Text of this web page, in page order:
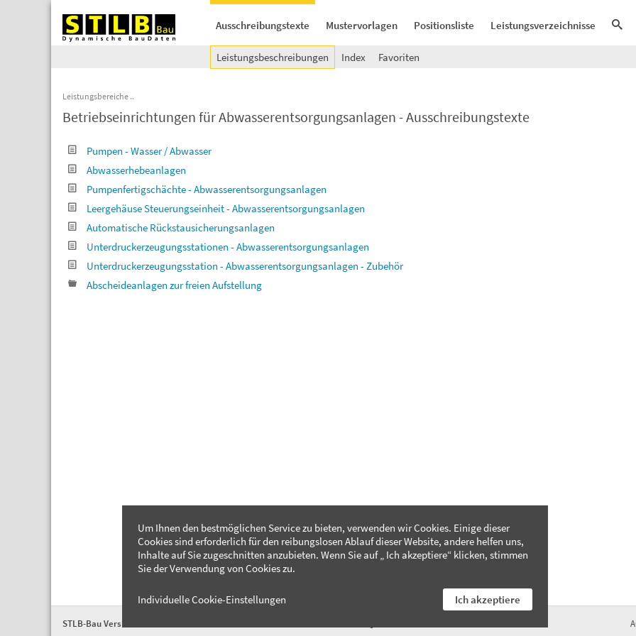
Ausschreibungstexte Mustervorlagen Positionsliste Leistungsverzeichnisse
Leistungsbeschreibungen Index Favoriten
Leistungsbereiche
Betriebseinrichtungen für Abwasserentsorgungsanlagen - Ausschreibungstexte
Pumpen - Wasser / Abwasser
Abwasserhebeanlagen
Pumpenfertigschächte - Abwasserentsorgungsanlagen
Leergehäuse Steuerungseinheit - Abwasserentsorgungsanlagen
Automatische Rückstausicherungsanlagen
Unterdruckerzeugungsstationen - Abwasserentsorgungsanlagen
Unterdruckerzeugungsstation - Abwasserentsorgungsanlagen - Zubehör
Abscheideanlagen zur freien Aufstellung
STLB-Bau Version 2026-04
Um Ihnen den bestmöglichen Service zu bieten, verwenden wir Cookies. Einige dieser
Cookies sind erforderlich für den reibungslosen Ablauf dieser Website, andere helfen uns,
Inhalte auf Sie zugeschnitten anzubieten. Wenn Sie auf „ Ich akzeptiere“ klicken, stimmen
Sie der Verwendung von Cookies zu.
Individuelle Cookie-Einstellungen Ich akzeptiere